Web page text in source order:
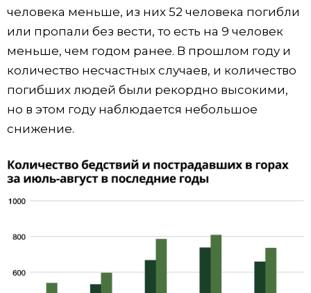
человека меньше, из них 52 человека погибли
или пропали без вести, то есть на 9 человек
меньше, чем годом ранее. В прошлом году и
количество несчастных случаев, и количество
погибших людей были рекордно высокими,
но в этом году наблюдается небольшое
снижение.